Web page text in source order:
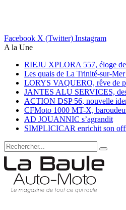
Facebook X (Twitter) Instagram
A la Une
RIEJU XPLORA 557, éloge
Les quais de La Trinité-sur-
LORYS VAQUERO, rêve de
JANTES ALU SERVICES,
ACTION DSP 56, nouvelle
CFMoto 1000 MT-X,
AD JOUANNIC s’agrandit
SIMPLICICAR enrichit son